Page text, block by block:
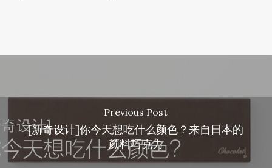
Previous Post
[新奇设计]你今天想吃什么颜色？来自日本的
颜料巧克力